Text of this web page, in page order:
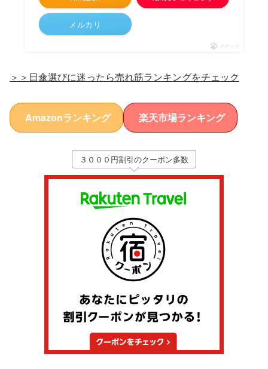
メルカリ
ポチップ
＞＞日傘選びに迷ったら売れ筋ランキングをチェック
Amazonランキング 楽天市場ランキング
３０００円割引のクーポン多数